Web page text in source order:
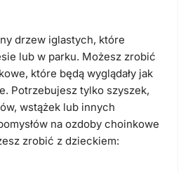
drzew iglastych, które
lub w parku. Możesz zrobić
które będą wyglądały jak
Potrzebujesz tylko szyszek,
wstążek lub innych
na ozdoby choinkowe
zrobić z dzieckiem: